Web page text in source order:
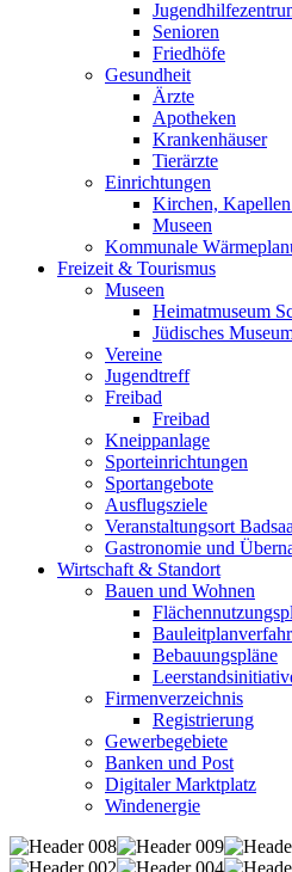
Senioren
Friedhöfe
Gesundheit
Ärzte
Apotheken
Krankenhäuser
Tierärzte
Einrichtungen
Kirchen,
Museen
Kommunale
Freizeit & Tourismus
Museen
Heimatmuseum
Jüdisches
Vereine
Jugendtreff
Freibad
Freibad
Kneippanlage
Sporteinrichtungen
Sportangebote
Ausflugsziele
Veranstaltungsort
Gastronomie und
Wirtschaft & Standort
Bauen und Wohnen
Bebauungspläne
Firmenverzeichnis
Registrierung
Gewerbegebiete
Banken und Post
Digitaler Marktplatz
Windenergie